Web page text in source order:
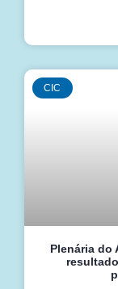
CIC
Plenária do